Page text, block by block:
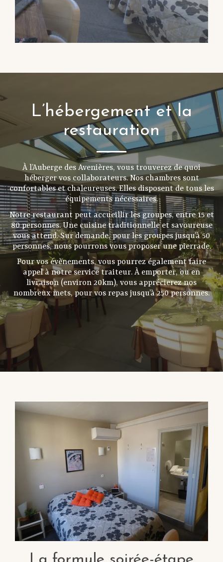
L’hébergement et la
restauration
À l’Auberge des Avenières, vous trouverez de quoi
héberger vos collaborateurs. Nos chambres sont
confortables et chaleureuses. Elles disposent de tous les
équipements nécessaires.
Notre restaurant peut accueillir les groupes, entre 15 et
80 personnes. Une cuisine traditionnelle et savoureuse
vous attend. Sur demande, pour les groupes jusqu’à 50
personnes, nous pourrons vous proposer une pierrade.
Pour vos évènements, vous pourrez également faire
appel à notre service traiteur. À emporter, ou en
livraison (environ 20km), vous apprécierez nos
nombreux mets, pour vos repas jusqu’à 250 personnes.